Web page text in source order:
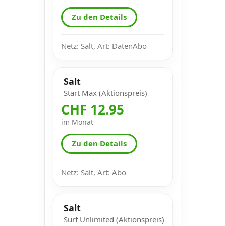
Zu den Details
Netz: Salt, Art: DatenAbo
Salt
Start Max (Aktionspreis)
CHF 12.95
im Monat
Zu den Details
Netz: Salt, Art: Abo
Salt
Surf Unlimited (Aktionspreis)